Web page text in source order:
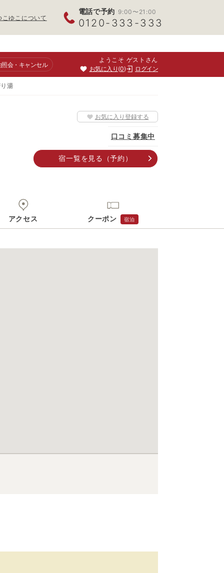
こゆこについて
電話で予約 9:00〜21:00
0120-333-333
照会・キャンセル
ようこそ ゲストさん
お気に入り 0 ログイン
湯
お気に入り登録する
口コミ募集中
宿一覧を見る （予約）
アクセス クーポン 宿泊